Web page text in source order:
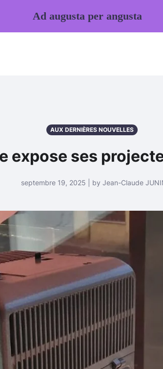
AUX DERNIÈRES NOUVELLES
expose ses
septembre 19, 2025 | by Jean-Claude
Ad augusta per angusta